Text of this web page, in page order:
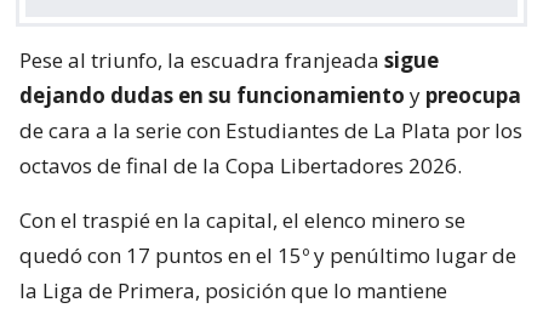
Pese al triunfo, la escuadra franjeada sigue
dejando dudas en su funcionamiento y preocupa
de cara a la serie con Estudiantes de La Plata por los
octavos de final de la Copa Libertadores 2026.
Con el traspié en la capital, el elenco minero se
quedó con 17 puntos en el 15º y penúltimo lugar de
la Liga de Primera, posición que lo mantiene